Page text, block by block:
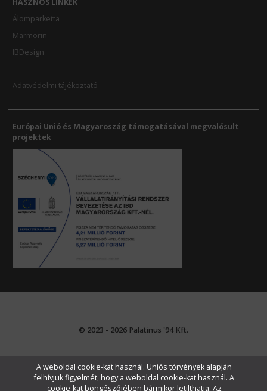
Álomparketta
Marmorin
IBDesign
Adatvédelmi tájékoztató
Európai Unió és Magyaroszág támogatásával megvalósult
projektek
© 2023 - 2026 Palatinus '94 Kft.
A weboldal cookie-kat használ. Uniós törvények alapján
felhívjuk figyelmét, hogy a weboldal cookie-kat használ. A
cookie-kat böngészőjében bármikor letilthatja. Az